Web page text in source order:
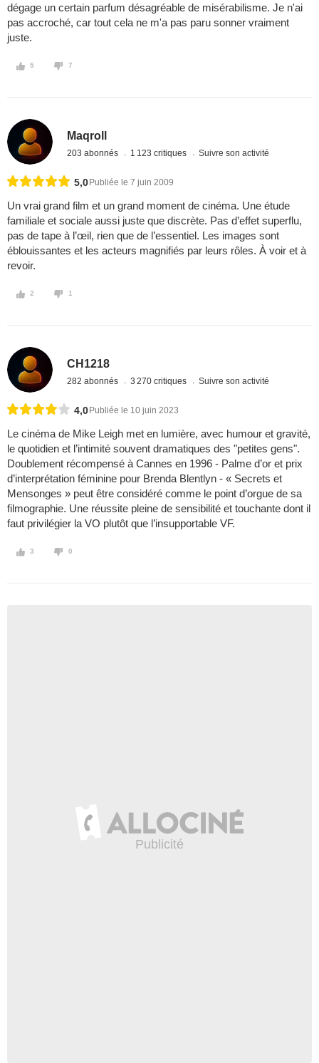
dégage un certain parfum désagréable de misérabilisme. Je n'ai
pas accroché, car tout cela ne m'a pas paru sonner vraiment
juste.
5 7
Maqroll
203 abonnés 1 123 critiques Suivre son activité
5,0 Publiée le 7 juin 2009
Un vrai grand film et un grand moment de cinéma. Une étude
familiale et sociale aussi juste que discrète. Pas d’effet superflu,
pas de tape à l’œil, rien que de l’essentiel. Les images sont
éblouissantes et les acteurs magnifiés par leurs rôles. À voir et à
revoir.
2 1
CH1218
282 abonnés 3 270 critiques Suivre son activité
4,0 Publiée le 10 juin 2023
Le cinéma de Mike Leigh met en lumière, avec humour et gravité,
le quotidien et l’intimité souvent dramatiques des "petites gens".
Doublement récompensé à Cannes en 1996 - Palme d’or et prix
d’interprétation féminine pour Brenda Blentlyn - « Secrets et
Mensonges » peut être considéré comme le point d’orgue de sa
filmographie. Une réussite pleine de sensibilité et touchante dont il
faut privilégier la VO plutôt que l’insupportable VF.
3 0